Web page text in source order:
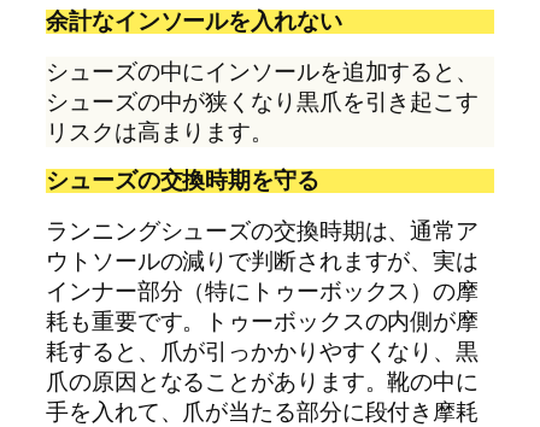
余計なインソールを入れない
シューズの中にインソールを追加すると、
シューズの中が狭くなり黒爪を引き起こす
リスクは高まります。
シューズの交換時期を守る
ランニングシューズの交換時期は、通常ア
ウトソールの減りで判断されますが、実は
インナー部分（特にトゥーボックス）の摩
耗も重要です。トゥーボックスの内側が摩
耗すると、爪が引っかかりやすくなり、黒
爪の原因となることがあります。靴の中に
手を入れて、爪が当たる部分に段付き摩耗